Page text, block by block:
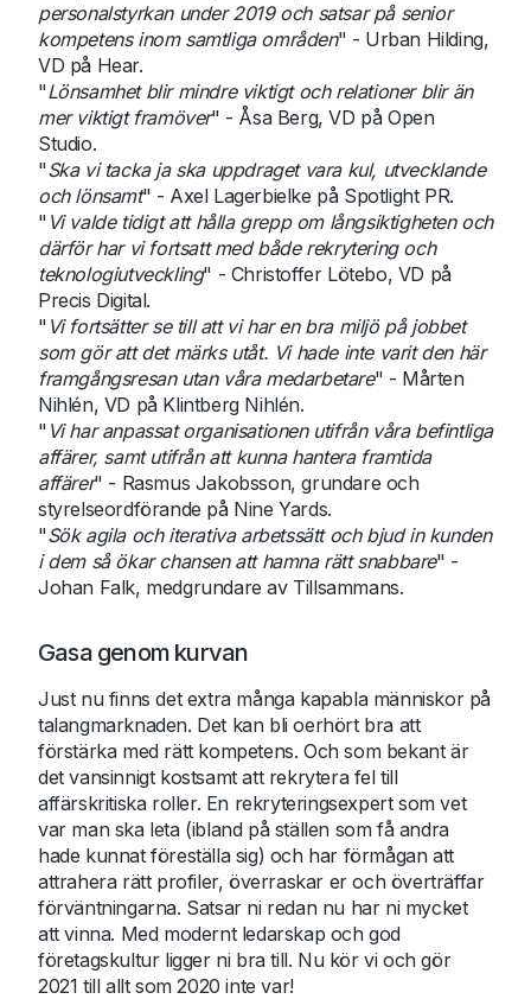
personalstyrkan under 2019 och satsar på senior
kompetens inom samtliga områden" - Urban Hilding,
VD på Hear.
"Lönsamhet blir mindre viktigt och relationer blir än
mer viktigt framöver" - Åsa Berg, VD på Open
Studio.
"Ska vi tacka ja ska uppdraget vara kul, utvecklande
och lönsamt" - Axel Lagerbielke på Spotlight PR.
" Vi valde tidigt att hålla grepp om långsiktigheten och
därför har vi fortsatt med både rekrytering och
teknologiutveckling" - Christoffer Lötebo, VD på
Precis Digital.
" Vi fortsätter se till att vi har en bra miljö på jobbet
som gör att det märks utåt. Vi hade inte varit den här
framgångsresan utan våra medarbetare" - Mårten
Nihlén, VD på Klintberg Nihlén.
" Vi har anpassat organisationen utifrån våra befintliga
affärer, samt utifrån att kunna hantera framtida
affärer" - Rasmus Jakobsson, grundare och
styrelseordförande på Nine Yards.
"Sök agila och iterativa arbetssätt och bjud in kunden
i dem så ökar chansen att hamna rätt snabbare" -
Johan Falk, medgrundare av Tillsammans.
Gasa genom kurvan
Just nu finns det extra många kapabla människor på
talangmarknaden. Det kan bli oerhört bra att
förstärka med rätt kompetens. Och som bekant är
det vansinnigt kostsamt att rekrytera fel till
affärskritiska roller. En rekryteringsexpert som vet
var man ska leta (ibland på ställen som få andra
hade kunnat föreställa sig) och har förmågan att
attrahera rätt profiler, överraskar er och överträffar
förväntningarna. Satsar ni redan nu har ni mycket
att vinna. Med modernt ledarskap och god
företagskultur ligger ni bra till. Nu kör vi och gör
2021 till allt som 2020 inte var!